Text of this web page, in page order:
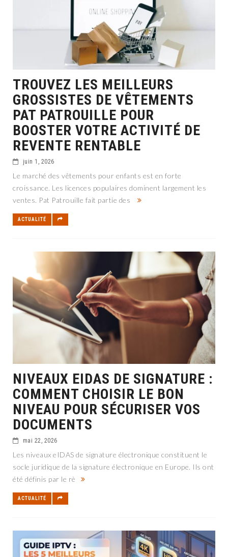
TROUVEZ LES MEILLEURS
GROSSISTES DE VÊTEMENTS
PAT PATROUILLE POUR
BOOSTER VOTRE ACTIVITÉ DE
REVENTE RENTABLE
juin 1, 2026
Le marché des vêtements pour enfants est en forte
croissance. Les licences populaires dominent largement les
ventes. Pat Patrouille fait partie des
ACTUALITÉ
NIVEAUX EIDAS DE SIGNATURE :
COMMENT CHOISIR LE BON
NIVEAU POUR SÉCURISER VOS
DOCUMENTS
mai 22, 2026
Les niveaux eIDAS de signature électronique constituent le
socle juridique de la signature électronique en Europe. Ils ont
été définis par le rè
ACTUALITÉ